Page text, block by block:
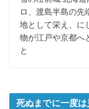
ロ、渡島半島の先
地として栄え、に
物が江戸や京都へ
と
死ぬまでに一度